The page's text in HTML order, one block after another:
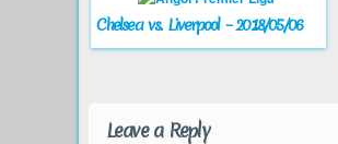
Chelsea vs. Liverpool – 2018/05/06
Leave a Reply